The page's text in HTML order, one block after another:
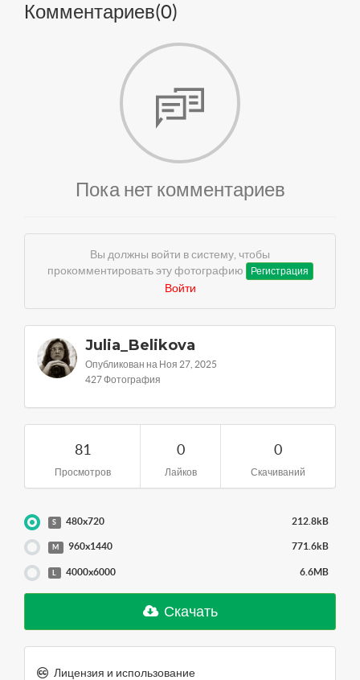
Комментариев(0)
Пока нет комментариев
Вы должны войти в систему, чтобы
прокомментировать эту фотографию
Регистрация
Войти
Julia_Belikova
Опубликован на Ноя 27, 2025
427 Фотография
81
Просмотров
0
Лайков
0
Скачиваний
S 480x720 212.8kB
M 960x1440 771.6kB
4000x6000 6.6MB
Скачать
Лицензия и использование